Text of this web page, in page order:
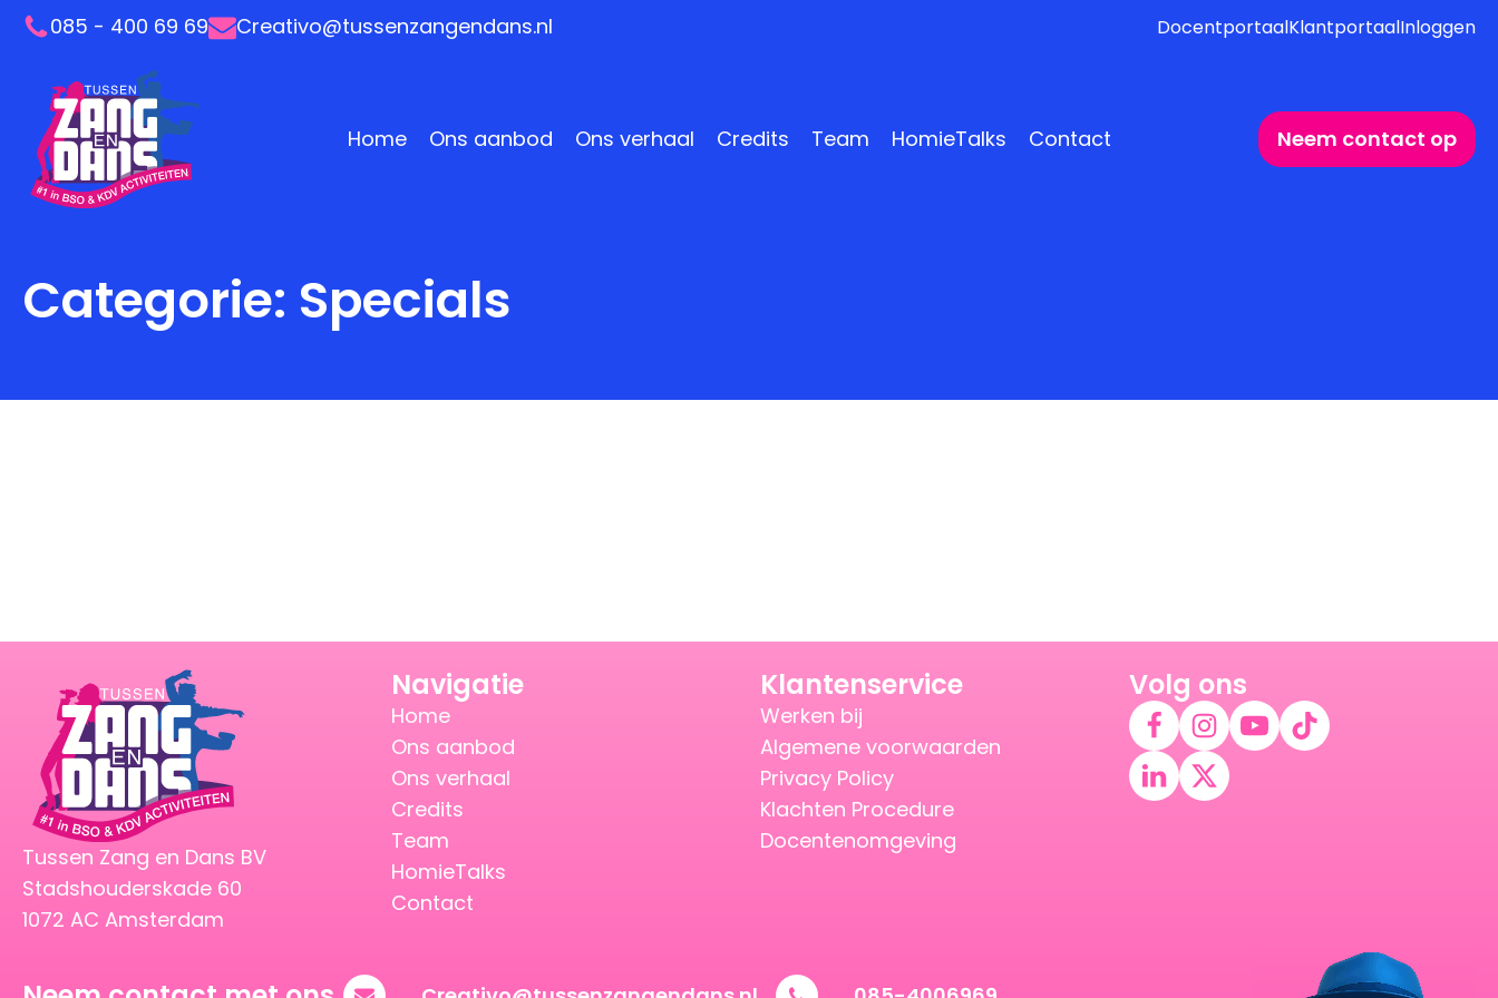
085 - 400 69 69 Creativo@tussenzangendans.nl DocentportaalKlantportaalInloggen
Home Ons aanbod Ons verhaal Credits Team HomieTalks Contact Neem contact op
Categorie: Specials
Tussen Zang en Dans BV
Stadshouderskade 60
1072 AC Amsterdam
Navigatie
Home
Ons aanbod
Ons verhaal
Credits
Team
HomieTalks
Contact
Klantenservice
Werken bij
Algemene voorwaarden
Privacy Policy
Klachten Procedure
Docentenomgeving
Volg ons